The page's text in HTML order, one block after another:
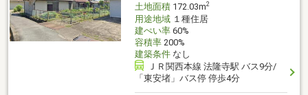
土地面積172.03m2
用途地域１種住居
建ぺい率60%
容積率200%
建築条件なし
ＪＲ関西本線 法隆寺駅 バス9分/
「東安堵」バス停 停歩4分